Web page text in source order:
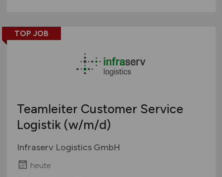
TOP JOB
Teamleiter Customer Service
Logistik (w/m/d)
Infraserv Logistics GmbH
heute